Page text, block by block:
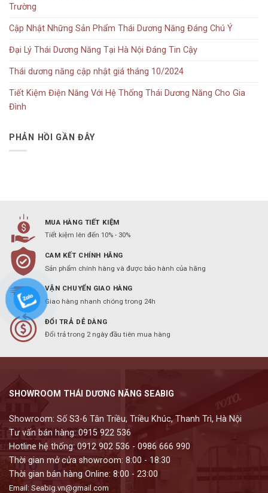
Trường
Cập Nhật Những Sản Phẩm Thái Dương Năng Đáng Chú Ý
Đại Lý Thái Dương Năng Tại Hà Nội Đáng Tin Cậy
Thái dương năng cập nhật giá tháng 10/2024
Tiết Kiệm Điện Năng Với Hệ Thống Thái Dương Năng Cho Gia
Đình
PHẢN HỒI GẦN ĐÂY
MUA HÀNG TIẾT KIỆM
Tiết kiệm lên đến 10% - 30%
CAM KẾT CHÍNH HÃNG
Sản phẩm chính hàng và được bảo hành của hãng
VẬN CHUYỂN GIAO HÀNG
Giao hàng nhanh chóng trong 24h
ĐỔI TRẢ DỄ DÀNG
Đổi trả trong 2 ngày đầu tiên mua hàng
SHOWROOM THÁI DƯƠNG NĂNG SEABIG
Showroom: Số S3-6 Tân Triều, Triều Khúc, Thanh Trì, Hà Nội
Tư vấn bán hàng: 0915 922 536
Hotline hệ thống: 0912 902 536 - 0986 666 990
Thời gian mở cửa showroom: 8:00 - 18:30
Thời gian bán hàng Online: 8:00 - 23:00
Email: Seabig.vn@gmail.com